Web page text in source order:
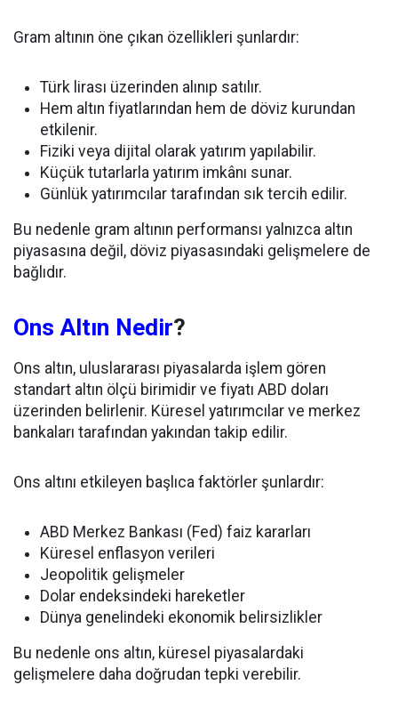
Gram altının öne çıkan özellikleri şunlardır:
Türk lirası üzerinden alınıp satılır.
Hem altın fiyatlarından hem de döviz kurundan
etkilenir.
Fiziki veya dijital olarak yatırım yapılabilir.
Küçük tutarlarla yatırım imkânı sunar.
Günlük yatırımcılar tarafından sık tercih edilir.
Bu nedenle gram altının performansı yalnızca altın
piyasasına değil, döviz piyasasındaki gelişmelere de
bağlıdır.
Ons Altın Nedir?
Ons altın, uluslararası piyasalarda işlem gören
standart altın ölçü birimidir ve fiyatı ABD doları
üzerinden belirlenir. Küresel yatırımcılar ve merkez
bankaları tarafından yakından takip edilir.
Ons altını etkileyen başlıca faktörler şunlardır:
ABD Merkez Bankası (Fed) faiz kararları
Küresel enflasyon verileri
Jeopolitik gelişmeler
Dolar endeksindeki hareketler
Dünya genelindeki ekonomik belirsizlikler
Bu nedenle ons altın, küresel piyasalardaki
gelişmelere daha doğrudan tepki verebilir.